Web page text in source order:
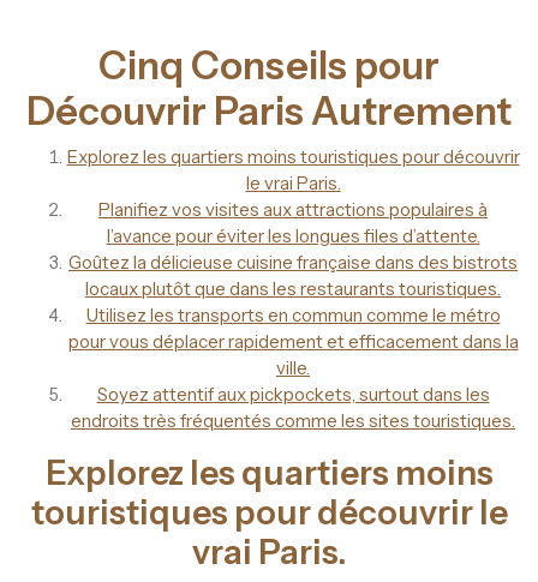
Cinq Conseils pour
Découvrir Paris Autrement
Explorez les quartiers moins touristiques pour découvrir
le vrai Paris.
Planifiez vos visites aux attractions populaires à
l’avance pour éviter les longues files d’attente.
Goûtez la délicieuse cuisine française dans des bistrots
locaux plutôt que dans les restaurants touristiques.
Utilisez les transports en commun comme le métro
pour vous déplacer rapidement et efficacement dans la
ville.
Soyez attentif aux pickpockets, surtout dans les
endroits très fréquentés comme les sites touristiques.
Explorez les quartiers moins
touristiques pour découvrir le
vrai Paris.